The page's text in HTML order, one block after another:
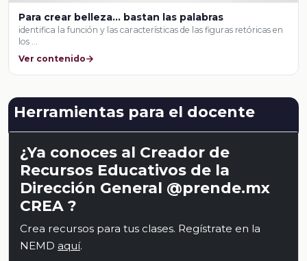
Para crear belleza… bastan las palabras
identifica la función y las características de las figuras retóricas en
los …
Ver contenido
Herramientas para el docente
¿Ya conoces al Creador de
Recursos Educativos de la
Dirección General @prende.mx
CREA ?
Crea recursos para tus clases. Regístrate en la
NEMD aquí.